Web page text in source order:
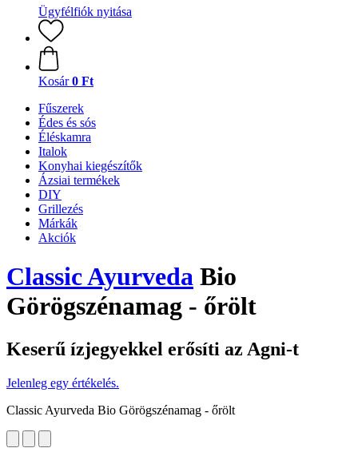
Ügyfélfiók nyitása
Kosár 0 Ft
Fűszerek
Édes és sós
Éléskamra
Italok
Konyhai kiegészítők
Ázsiai termékek
DIY
Grillezés
Márkák
Akciók
Classic Ayurveda Bio
Görögszénamag - őrölt
Keserű ízjegyekkel erősíti az Agni-t
Jelenleg egy értékelés.
Classic Ayurveda Bio Görögszénamag - őrölt